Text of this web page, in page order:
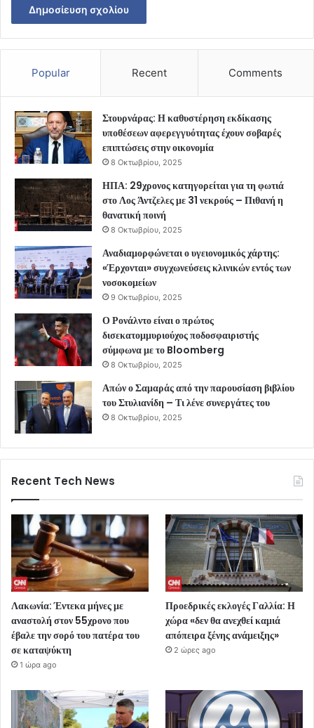
Popular Recent Comments
Στουρνάρας: Η καθυστέρηση εκδίκασης
υποθέσεων αφερεγγυότητας έχουν σοβαρές
επιπτώσεις στην οικονομία
8 Οκτωβρίου, 2025
ΗΠΑ: 29χρονος κατηγορείται για τη φωτιά
στο Λος Άντζελες με 31 νεκρούς – Πιθανή η
θανατική ποινή
8 Οκτωβρίου, 2025
Αναδιαμορφώνεται ο υγειονομικός χάρτης:
«Έρχονται» συγχωνεύσεις κλινικών εντός των
νοσοκομείων
9 Οκτωβρίου, 2025
Ο Ρονάλντο είναι ο πρώτος
δισεκατομμυριούχος ποδοσφαιριστής
σύμφωνα με το Bloomberg
8 Οκτωβρίου, 2025
Απών ο Σαμαράς από την παρουσίαση βιβλίου
του Στυλιανίδη – Τι λένε συνεργάτες του
8 Οκτωβρίου, 2025
Recent Tech News
Λακωνία: Έντεκα μήνες με
αναστολή στον 55χρονο που
έβαλε την σορό του πατέρα του
σε καταψύκτη
1 ώρα ago
Προεδρικές εκλογές Γαλλία: Η
χώρα «δεν θα ανεχθεί καμιά
απόπειρα ξένης ανάμειξης»
2 ώρες ago